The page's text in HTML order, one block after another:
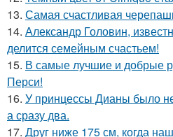
13. Самая счастливая
14. Александр Головин,
делится семейным счастьем!
15. В самые лучшие и добрые
Перси!
16. У принцессы Дианы было
а сразу два.
17. Друг ниже 175 см, когда